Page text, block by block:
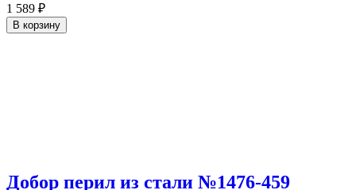
1 589 ₽
В корзину
Добор перил из стали №1476-459